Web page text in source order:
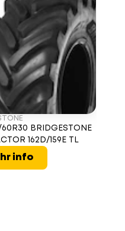
BRIDGESTONE
162D/159E TL
info